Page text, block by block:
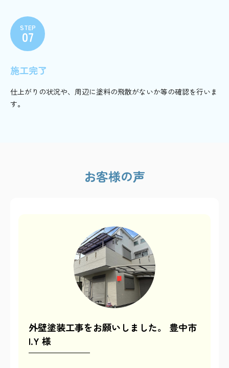
STEP
07
施工完了
仕上がりの状況や、周辺に塗料の飛散がないか等の確認を行いま
す。
お客様の声
外壁塗装工事をお願いしました。 豊中市
I.Y 様